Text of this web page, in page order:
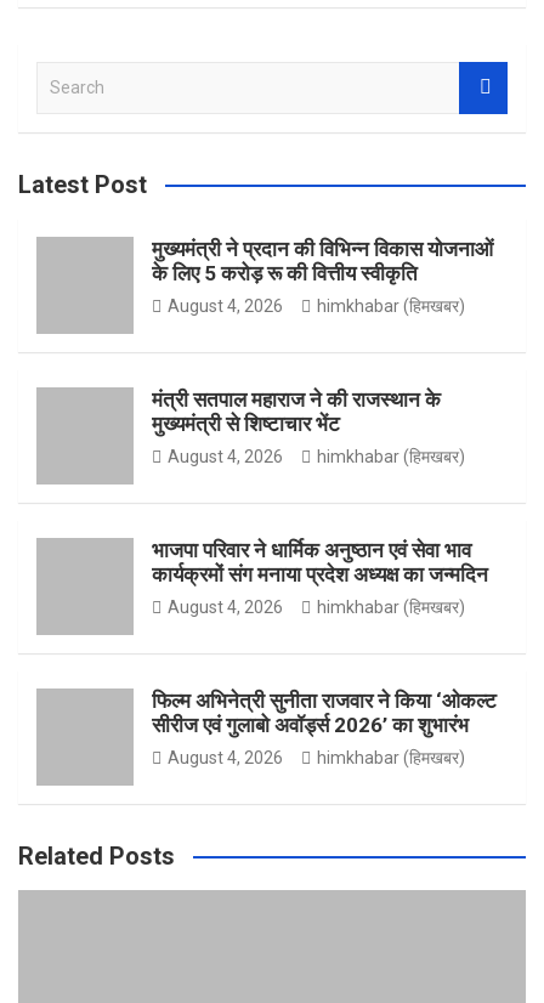
b
t
io
a
c
Latest Post
मुख्यमंत्री ने प्रदान की विभिन्न विकास योजनाओं
के लिए 5 करोड़ रू की वित्तीय स्वीकृति
August 4, 2026 himkhabar (हिमखबर)
मंत्री सतपाल महाराज ने की राजस्थान के
मुख्यमंत्री से शिष्टाचार भेंट
August 4, 2026 himkhabar (हिमखबर)
भाजपा परिवार ने धार्मिक अनुष्ठान एवं सेवा भाव
कार्यक्रमों संग मनाया प्रदेश अध्यक्ष का जन्मदिन
August 4, 2026 himkhabar (हिमखबर)
फिल्म अभिनेत्री सुनीता राजवार ने किया ‘ओकल्ट
सीरीज एवं गुलाबो अवॉर्ड्स 2026’ का शुभारंभ
August 4, 2026 himkhabar (हिमखबर)
Related Posts